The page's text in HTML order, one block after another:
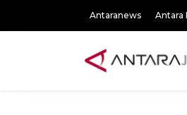
Antaranews Antara